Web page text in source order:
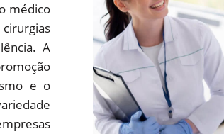
médico
A
e o